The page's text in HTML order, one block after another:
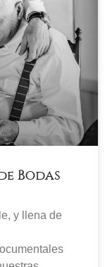
Bodas
y llena de